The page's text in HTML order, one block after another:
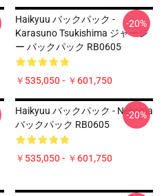
Haikyuu バックパック -
Karasuno Tsukishima ジャージ
ー バックパック RB0605
￥535,050 - ￥601,750
-20%
Haikyuu バックパック - Nekoma
バックパック RB0605
￥535,050 - ￥601,750
-20%